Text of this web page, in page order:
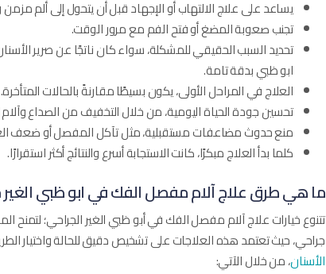
يساعد على علاج الالتهاب أو الإجهاد قبل أن يتحول إلى ألم
تجنب صعوبة المضغ أو فتح الفم مع مرور الوقت.
تحديد السبب الحقيقي للمشكلة، سواء كان ناتجًا عن صرير
ابو ظبي بدقة تامة.
العلاج في المراحل الأولى، يكون بسيطًا مقارنةً بالحالات المتأخرة.
تحسين جودة الحياة اليومية، من خلال التخفيف من الصداع
منع حدوث مضاعفات مستقبلية، مثل تآكل المفصل أو ضعف
كلما بدأ العلاج مبكرًا، كانت الاستجابة أسرع والنتائج أكثر استقرارًا.
ما هي طرق علاج آلام مفصل الفك في ابو ظبي
تتنوع خيارات علاج آلام مفصل الفك في أبو ظبي الغير الجراحي؛
جراحي، حيث تعتمد هذه العلاجات على تشخيص دقيق للحالة واختيار
الأسنان، من خلال الآتي: